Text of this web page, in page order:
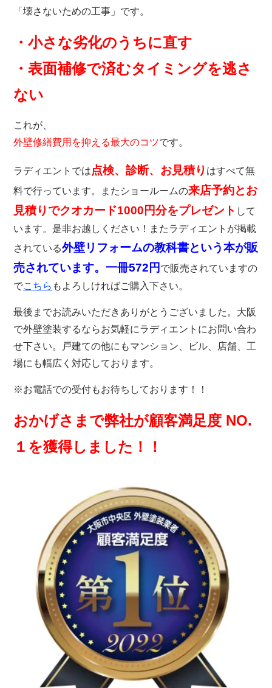
「壊さないための工事」です。
・小さな劣化のうちに直す
・表面補修で済むタイミングを逃さ
ない
これが、
外壁修繕費用を抑える最大のコツです。
ラディエントでは点検、診断、お見積り はすべて無
料で行っています。またショールームの来店予約とお
見積りでクオカード1000円分をプレゼント して
います。是非お越しください！またラディエントが掲載
されている外壁リフォームの教科書という本が販
売されています。一冊572円 で販売されていますの
でこちら もよろしければご購入下さい。
最後までお読みいただきありがとうございました。大阪
で外壁塗装するならお気軽にラディエントにお問い合わ
せ下さい。戸建ての他にもマンション、ビル、店舗、工
場にも幅広く対応しております。
※お電話での受付もお待ちしております！！
おかげさまで弊社が顧客満足度 NO.
１を獲得しました！！